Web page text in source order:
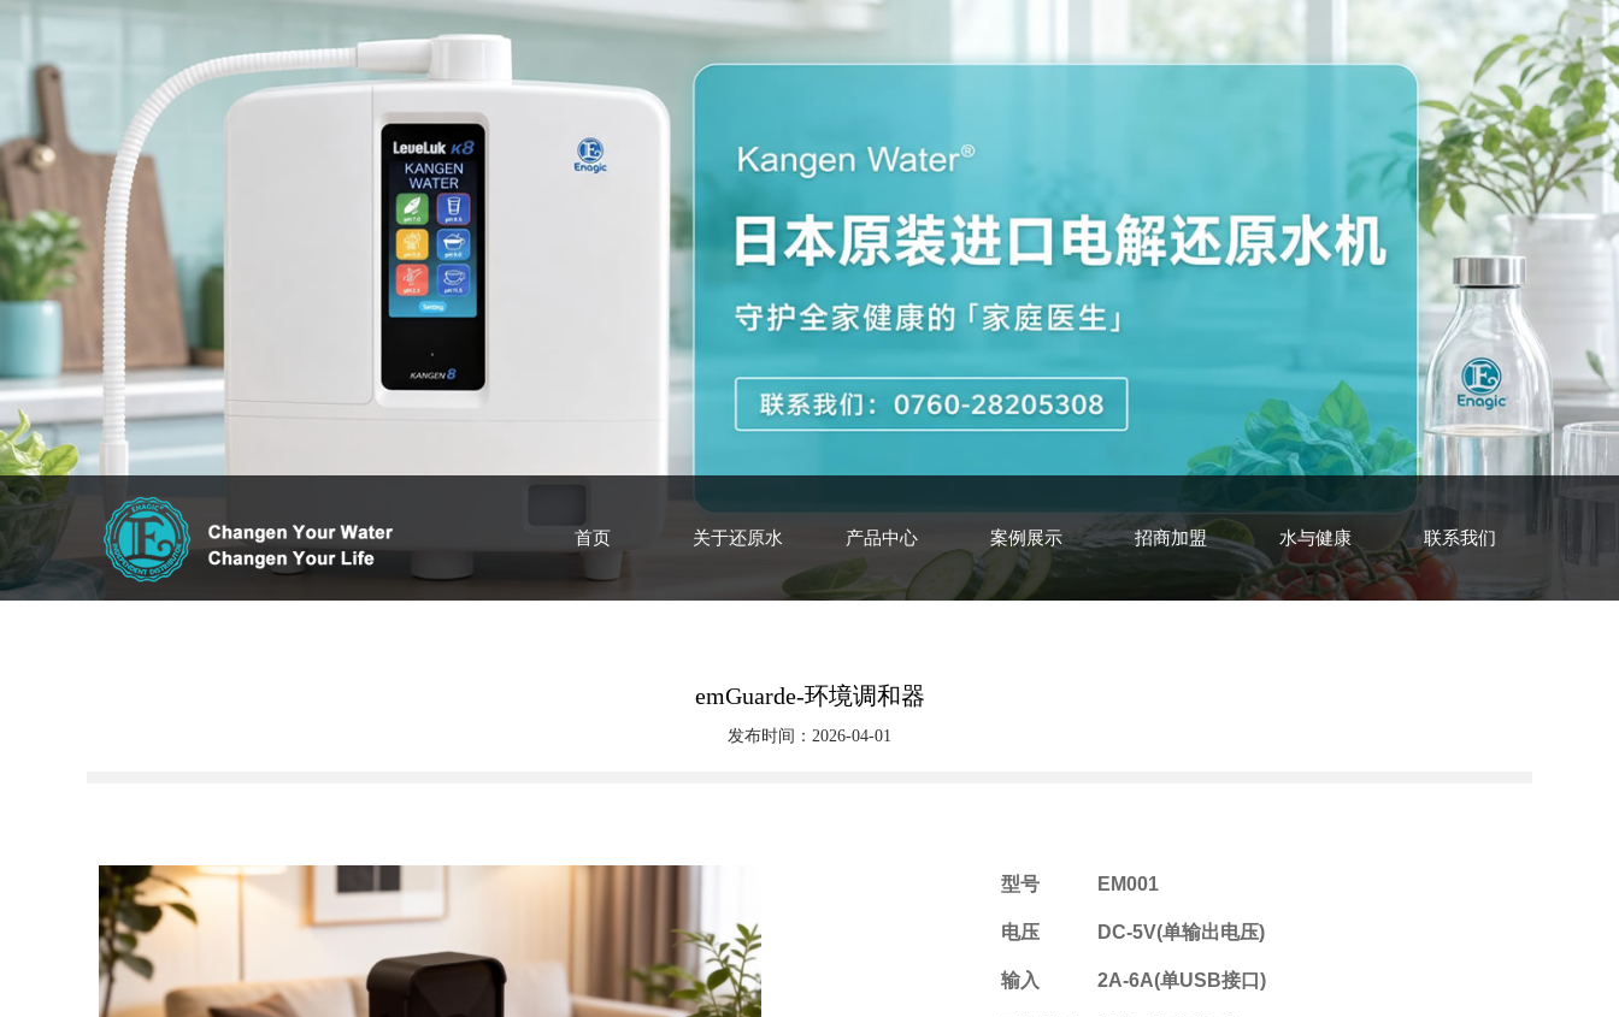
首页 关于还原水 产品中心 案例展示 招商加盟 水与健康 联系我们
emGuarde-环境调和器
发布时间：2026-04-01
型号 EM001
电压 DC-5V(单输出电压)
输入 2A-6A(单USB接口)